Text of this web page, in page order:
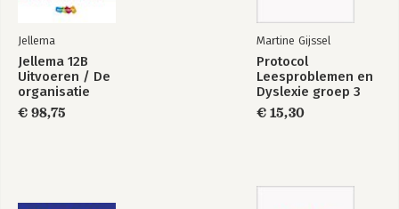
Jellema
Jellema 12B
Uitvoeren / De
organisatie
€ 98,75
Martine Gijssel
Protocol
Leesproblemen en
Dyslexie groep 3
€ 15,30